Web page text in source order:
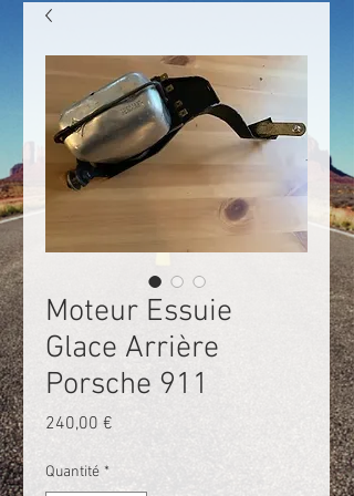
Moteur Essuie
Glace Arrière
Porsche 911
240,00 €
Quantité *